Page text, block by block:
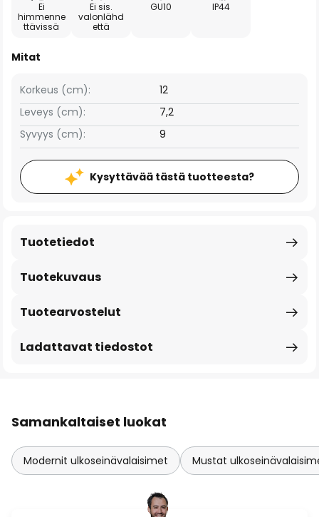
Ei
himmenne
ttävissä
Ei sis.
valonlähd
että
GU10 IP44
Mitat
Leveys (cm): 7,2
Korkeus (cm): 12
Syvyys (cm): 9
Kysyttävää tästä tuotteesta?
Tuotekuvaus
Tuotetiedot
Tuotearvostelut
Ladattavat tiedostot
Samankaltaiset luokat
Modernit ulkoseinävalaisimet Mustat